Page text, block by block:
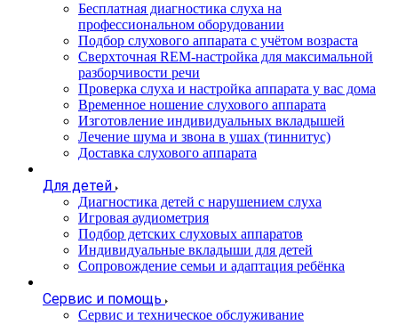
Бесплатная диагностика слуха на
профессиональном оборудовании
Подбор слухового аппарата с учётом возраста
Сверхточная REM-настройка для максимальной
разборчивости речи
Проверка слуха и настройка аппарата у вас дома
Временное ношение слухового аппарата
Изготовление индивидуальных вкладышей
Лечение шума и звона в ушах (тиннитус)
Доставка слухового аппарата
Для детей
Диагностика детей с нарушением слуха
Игровая аудиометрия
Подбор детских слуховых аппаратов
Индивидуальные вкладыши для детей
Сопровождение семьи и адаптация ребёнка
Сервис и помощь
Сервис и техническое обслуживание